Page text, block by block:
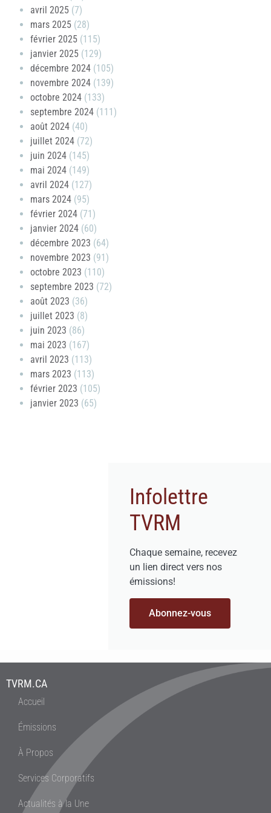
avril 2025 (7)
mars 2025 (28)
février 2025 (115)
janvier 2025 (129)
décembre 2024 (105)
novembre 2024 (139)
octobre 2024 (133)
septembre 2024 (111)
août 2024 (40)
juillet 2024 (72)
juin 2024 (145)
mai 2024 (149)
avril 2024 (127)
mars 2024 (95)
février 2024 (71)
janvier 2024 (60)
décembre 2023 (64)
novembre 2023 (91)
octobre 2023 (110)
septembre 2023 (72)
août 2023 (36)
juillet 2023 (8)
juin 2023 (86)
mai 2023 (167)
avril 2023 (113)
mars 2023 (113)
février 2023 (105)
janvier 2023 (65)
Infolettre
TVRM
Chaque semaine, recevez
un lien direct vers nos
émissions!
Abonnez-vous
TVRM.CA
Accueil
Émissions
À Propos
Services Corporatifs
Actualités à la Une